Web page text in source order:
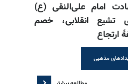
امام علی‌النقی (ع)
تشیع انقلابی، خصم
ارتجاع
مذهبی